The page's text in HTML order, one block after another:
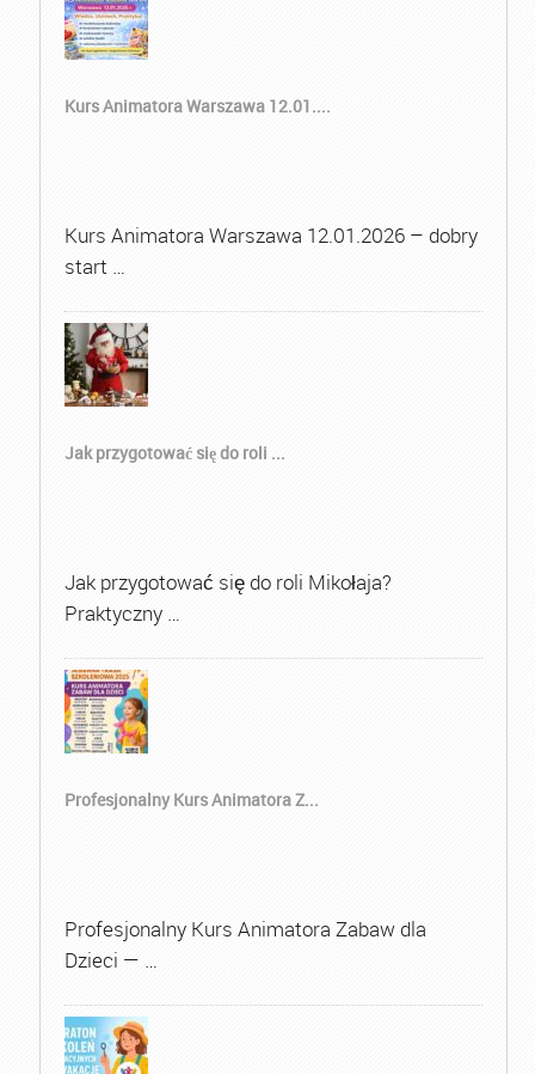
Kurs Animatora Warszawa 12.01....
Kurs Animatora Warszawa 12.01.2026 – dobry
start …
Jak przygotować się do roli ...
Jak przygotować się do roli Mikołaja?
Praktyczny …
Profesjonalny Kurs Animatora Z...
Profesjonalny Kurs Animatora Zabaw dla
Dzieci — …